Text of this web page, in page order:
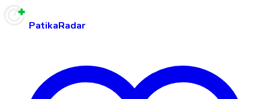
PatikaRadar